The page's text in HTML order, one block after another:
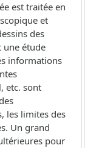
est traitée en
et
des
une étude
informations
etc. sont
les limites des
Un grand
pour